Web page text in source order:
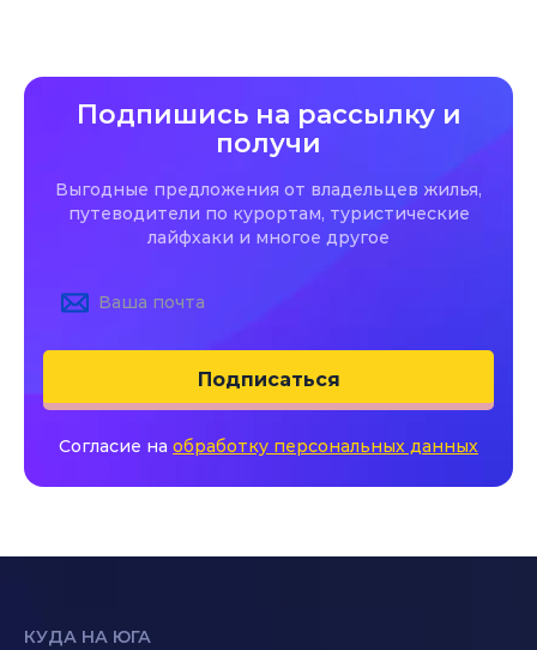
Подпишись на рассылку и
получи
Выгодные предложения от владельцев жилья,
путеводители по курортам, туристические
лайфхаки и многое другое
Подписаться
Согласие на обработку персональных данных
КУДА НА ЮГА